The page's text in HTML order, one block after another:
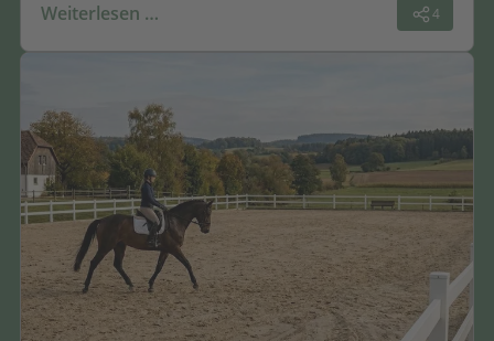
Weiterlesen … 4